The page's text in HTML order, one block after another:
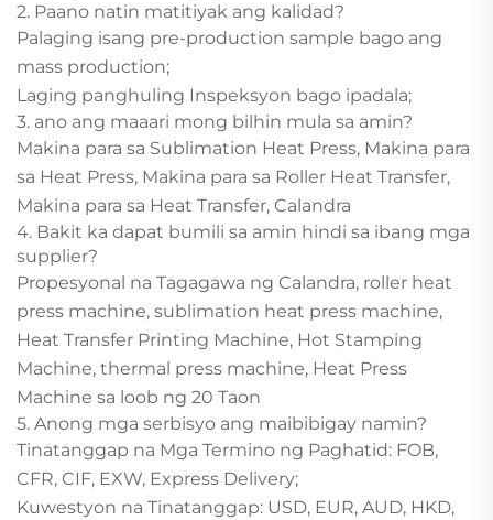
2. Paano natin matitiyak ang kalidad?
Palaging isang pre-production sample bago ang
mass production;
Laging panghuling Inspeksyon bago ipadala;
3. ano ang maaari mong bilhin mula sa amin?
Makina para sa Sublimation Heat Press, Makina para
sa Heat Press, Makina para sa Roller Heat Transfer,
Makina para sa Heat Transfer, Calandra
4. Bakit ka dapat bumili sa amin hindi sa ibang mga
supplier?
Propesyonal na Tagagawa ng Calandra, roller heat
press machine, sublimation heat press machine,
Heat Transfer Printing Machine, Hot Stamping
Machine, thermal press machine, Heat Press
Machine sa loob ng 20 Taon
5. Anong mga serbisyo ang maibibigay namin?
Tinatanggap na Mga Termino ng Paghatid: FOB,
CFR, CIF, EXW, Express Delivery;
Kuwestyon na Tinatanggap: USD, EUR, AUD, HKD,